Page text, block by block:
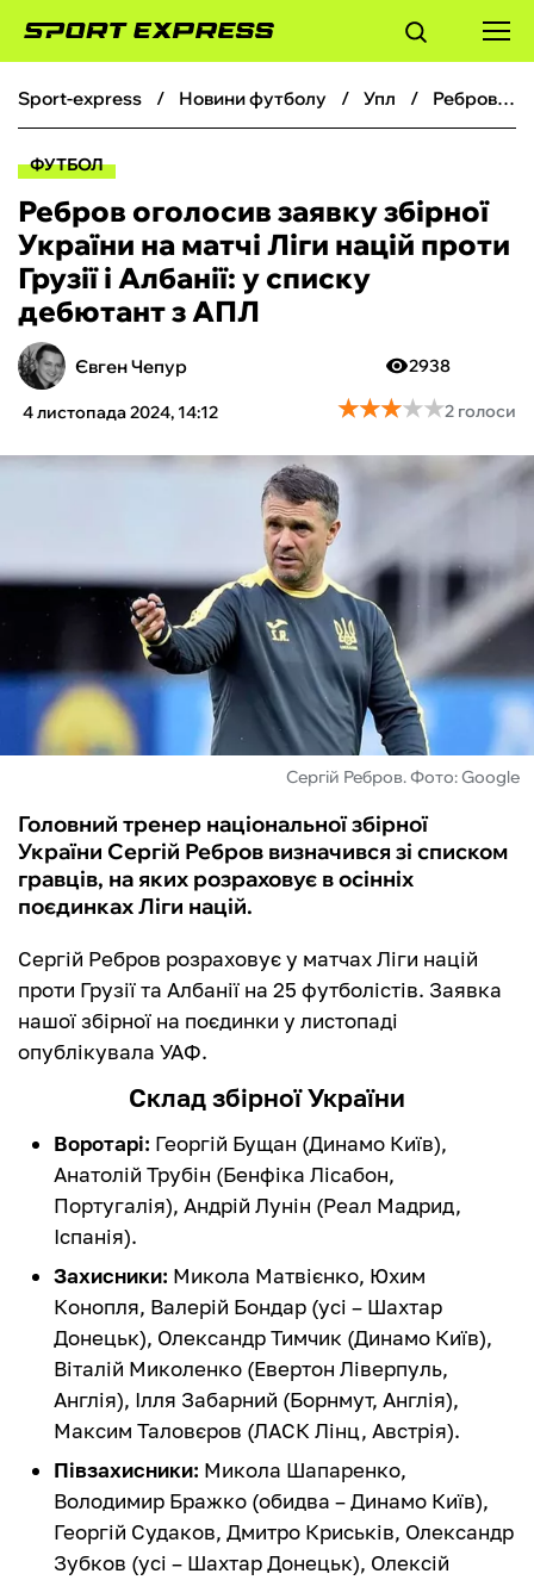
ФУТБОЛ
БОКС
ХОКЕЙ
ТЕНІС
КІБЕРСПОРТ
ФУТЗАЛ
БУКМЕКЕРИ
sport-express новини футболу упл Ребров оголосив заявку збірної України на матчі Ліги націй проти Грузії і Албанії: у списку дебютант з АПЛ
ФУТБОЛ
Ребров оголосив заявку збірної
України на матчі Ліги націй проти
Грузії і Албанії: у списку
дебютант з АПЛ
Євген Чепур
4 листопада 2024, 14:12
2938
★★★★★
★★★★★2 голоси
Сергій Ребров. Фото: Google
Головний тренер національної збірної
України Сергій Ребров визначився зі списком
гравців, на яких розраховує в осінніх
поєдинках Ліги націй.
Сергій Ребров розраховує у матчах Ліги націй
проти Грузії та Албанії на 25 футболістів. Заявка
нашої збірної на поєдинки у листопаді
опублікувала УАФ.
Склад збірної України
Воротарі: Георгій Бущан (Динамо Київ),
Анатолій Трубін (Бенфіка Лісабон,
Португалія), Андрій Лунін (Реал Мадрид,
Іспанія).
Захисники: Микола Матвієнко, Юхим
Конопля, Валерій Бондар (усі – Шахтар
Донецьк), Олександр Тимчик (Динамо Київ),
Віталій Миколенко (Евертон Ліверпуль,
Англія), Ілля Забарний (Борнмут, Англія),
Максим Таловєров (ЛАСК Лінц, Австрія).
Півзахисники: Микола Шапаренко,
Володимир Бражко (обидва – Динамо Київ),
Георгій Судаков, Дмитро Криськів, Олександр
Зубков (усі – Шахтар Донецьк), Олексій